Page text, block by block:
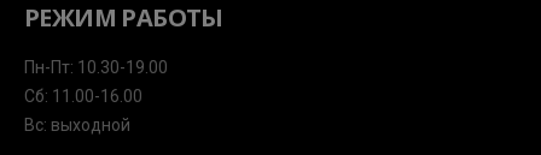
РЕЖИМ РАБОТЫ
Пн-Пт: 10.30-19.00
Сб: 11.00-16.00
Вс: выходной